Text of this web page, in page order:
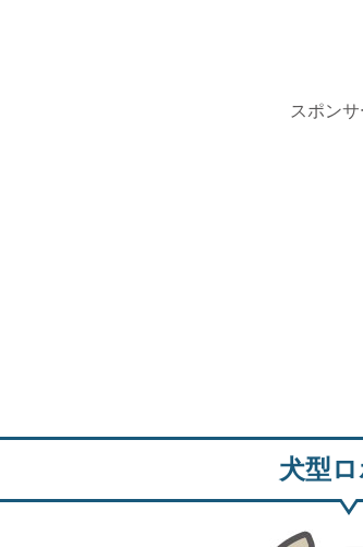
スポン
犬型